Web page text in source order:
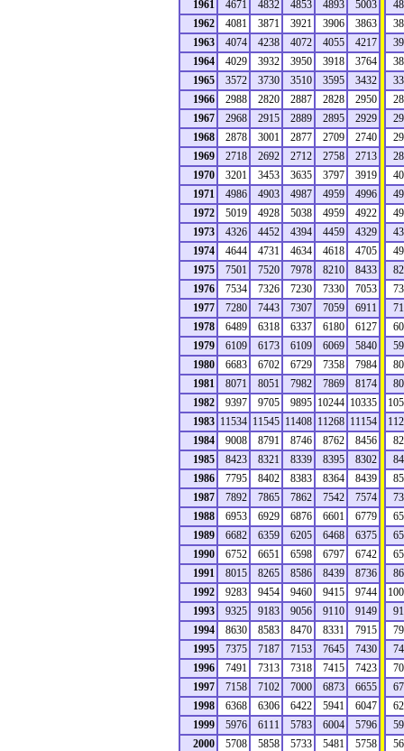
1961 4671 4832 4853 4893 5003
1962
4081 3871 3921 3906 3863
1963
4074 4238 4072 4055 4217
1964
4029 3932 3950 3918 3764
1965
3572 3730 3510 3595 3432
1966
2988 2820 2887 2828 2950
1967
2968 2915 2889 2895 2929
1968
2878 3001 2877 2709 2740
1969
2718 2692 2712 2758 2713
1970
3201 3453 3635 3797 3919
1971
4986 4903 4987 4959 4996
1972
5019 4928 5038 4959 4922
1973
4326 4452 4394 4459 4329
1974
4644 4731 4634 4618 4705
1975
7501 7520 7978 8210 8433
1976
7534 7326 7230 7330 7053
1977
7280 7443 7307 7059 6911
1978
6489 6318 6337 6180 6127
1979
6109 6173 6109 6069 5840
1980
6683 6702 6729 7358 7984
1981
8071 8051 7982 7869 8174
1982
9397 9705 9895 10244 10335
1983 11534 11545 11408 11268 11154
1984
9008 8791 8746 8762 8456
1985
8423 8321 8339 8395 8302
1986
7795 8402 8383 8364 8439
1987
7892 7865 7862 7542 7574
1988
6953 6929 6876 6601 6779
1989
6682 6359 6205 6468 6375
1990
6752 6651 6598 6797 6742
1991
8015 8265 8586 8439 8736
1992
9283 9454 9460 9415 9744
1993
9325 9183 9056 9110 9149
1994
8630 8583 8470 8331 7915
1995
7375 7187 7153 7645 7430
1996
7491 7313 7318 7415 7423
1997
7158 7102 7000 6873 6655
1998
6368 6306 6422 5941 6047
1999
5976 6111 5783 6004 5796
2000
5708 5858 5733 5481 5758